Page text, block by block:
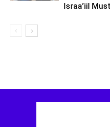
Israa’iil